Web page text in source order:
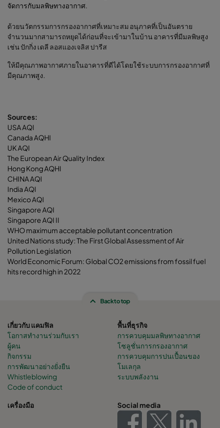
จัดการกับมลพิษทางอากาศ
ด้วยนวัตกรรมการกรองอากาศที่เหมาะสม อนุภาคที่เป็นอันตราย
จำนวนมากสามารถหยุดได้ก่อนที่จะเข้ามาในบ้าน อาคารที่มีมลพิษสูง
เช่น ปักกิ่ง เดลี ลอสแองเจลิส ปารีส
ให้มีคุณภาพอากาศภายในอาคารที่ดีได้โดยใช้ระบบการกรองอากาศที่
มีคุณภาพสูง
Sources:
USA AQI
Canada AQHI
UK AQI
The European Air Quality Index
Hong Kong AQHI
CHINA AQI
India AQI
Mexico AQI
Singapore AQI
Singapore AQI II
WHO maximum acceptable pollutant concentration
United Nations study: The First Global Assessment of Air
Pollution Legislation
World Economic Forum: Global CO2 emissions from fossil fuel
hits record high in 2022
Back to top
เกี่ยวกับ แคมฟิล
โอกาสทำงานร่วมกับเรา
ผู้คน
กิจกรรม
การพัฒนาอย่างยั่งยืน
Whistleblowing
Code of conduct
พื้นที่ธุรกิจ
การควบคุมมลพิษทางอากาศ
โซลูชั่นการกรองอากาศ
การควบคุมการปนเปื้อนของ
โมเลกุล
ระบบพลังงาน
เครื่องมือ Social media